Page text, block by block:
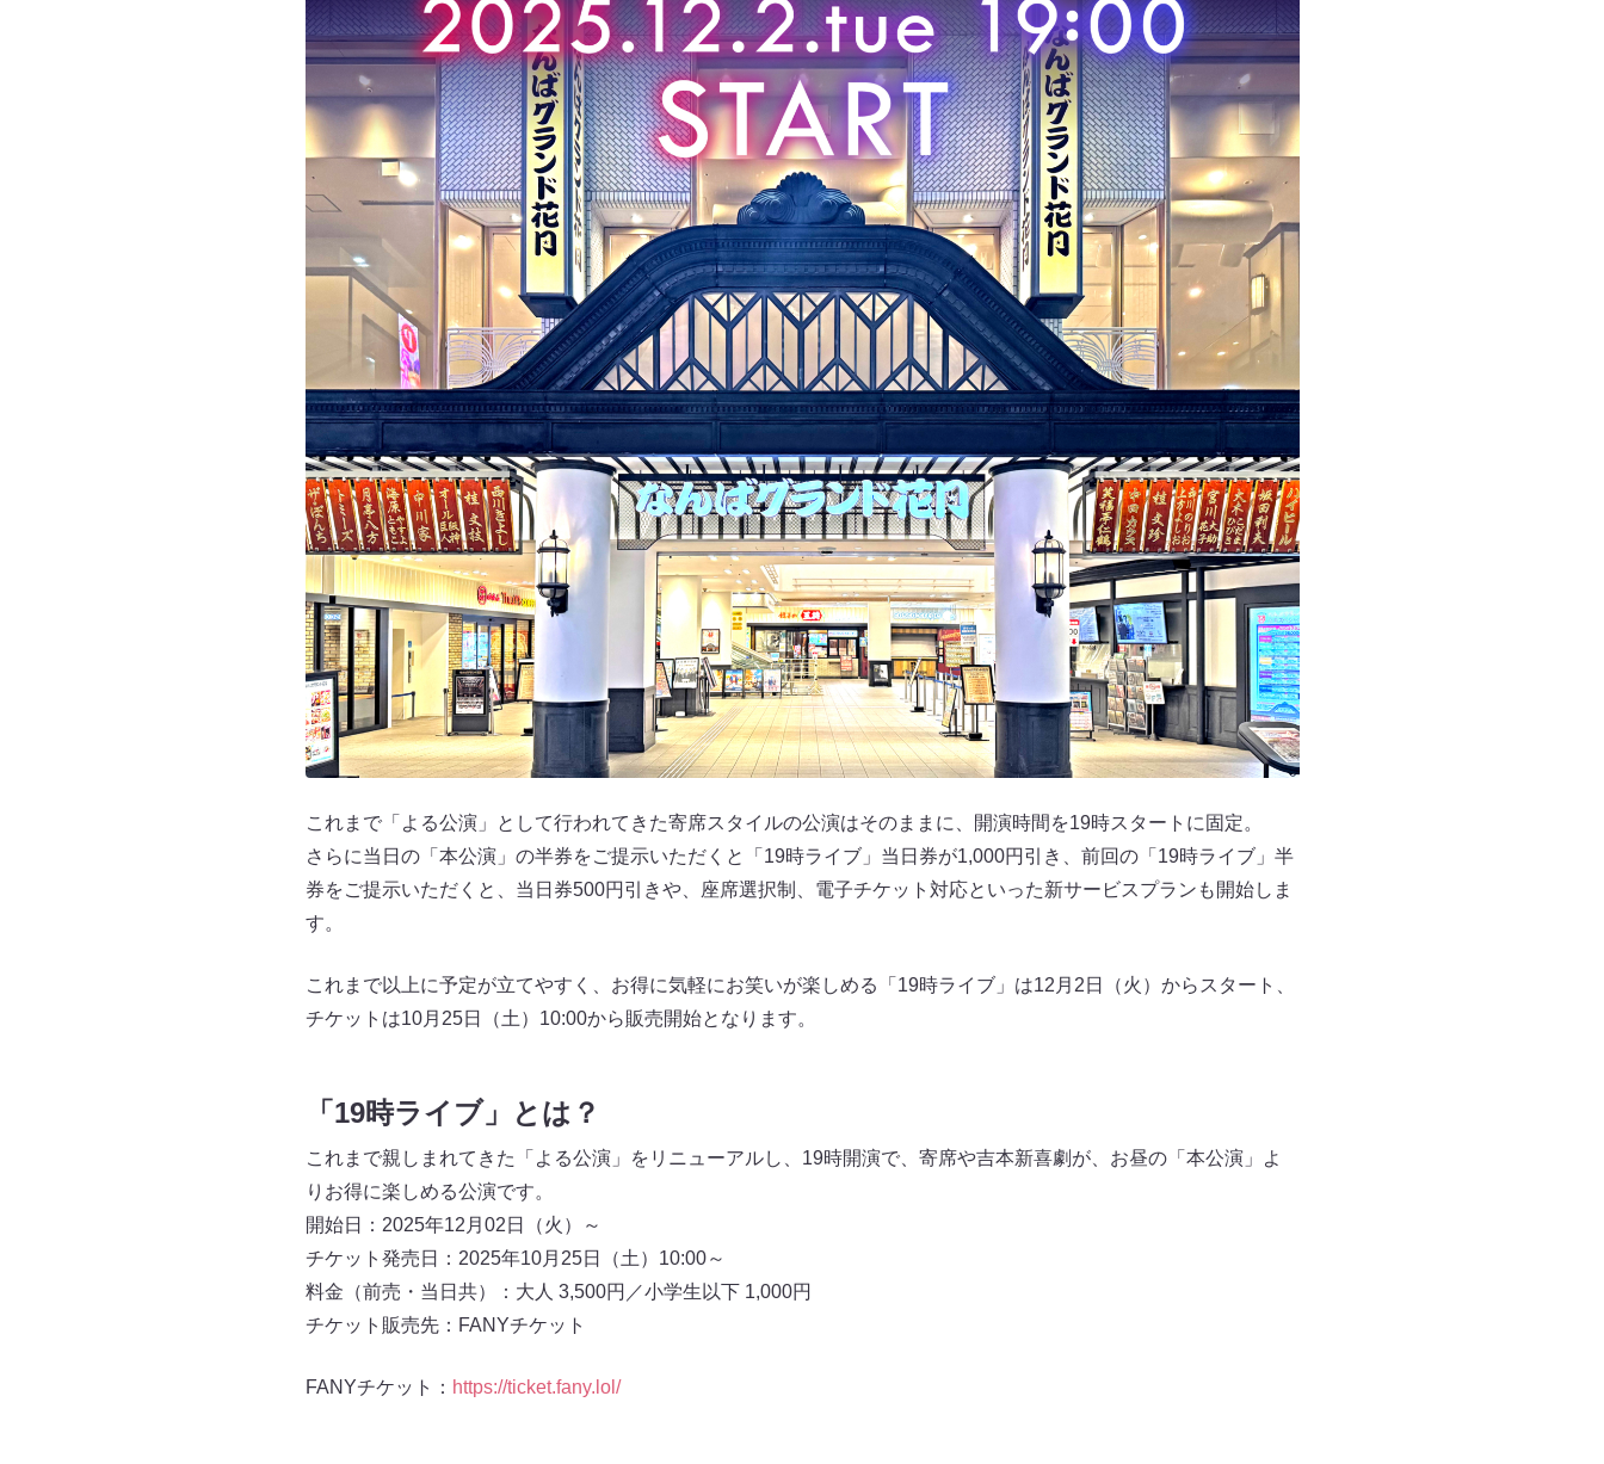
これまで「よる公演」として行われてきた寄席スタイルの公演はそのままに、開演時間を19時スタートに固定。
さらに当日の「本公演」の半券をご提示いただくと「19時ライブ」当日券が1,000円引き、前回の「19時ライブ」半
券をご提示いただくと、当日券500円引きや、座席選択制、電子チケット対応といった新サービスプランも開始しま
す。
これまで以上に予定が立てやすく、お得に気軽にお笑いが楽しめる「19時ライブ」は12月2日（火）からスタート、
チケットは10月25日（土）10:00から販売開始となります。
「19時ライブ」とは？
これまで親しまれてきた「よる公演」をリニューアルし、19時開演で、寄席や吉本新喜劇が、お昼の「本公演」よ
りお得に楽しめる公演です。
開始日：2025年12月02日（火）～
チケット発売日：2025年10月25日（土）10:00～
料金（前売・当日共）：大人 3,500円／小学生以下 1,000円
チケット販売先：FANYチケット
FANYチケット： https://ticket.fany.lol/